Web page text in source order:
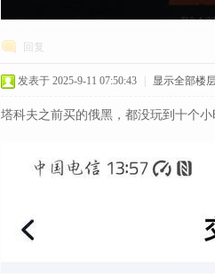
回复
发表于 2025-9-11 07:50:43 显示全部楼
塔科夫之前买的俄黑，都没玩到十个小